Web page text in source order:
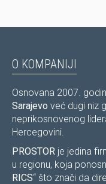
O KOMPANIJI
Osnovana 2007.
Sarajevo već dugi niz
neprikosnovenog
Hercegovini.
PROSTOR je jedina
u regionu, koja
RICS“ što znači da